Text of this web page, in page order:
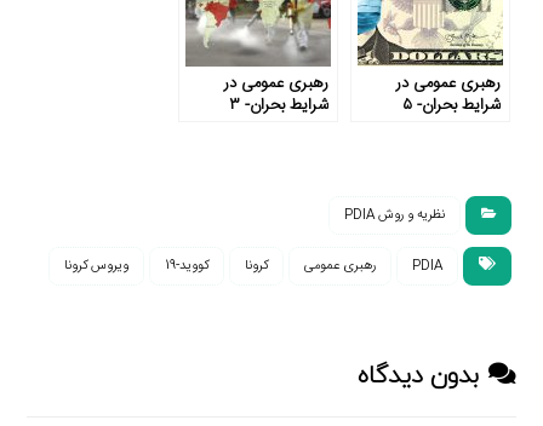
رهبری عمومی در
شرایط بحران- ۵
رهبری عمومی در
شرایط بحران- ۳
نظریه و روش PDIA
PDIA رهبری عمومی کرونا کووید-19 ویروس کرونا
بدون دیدگاه